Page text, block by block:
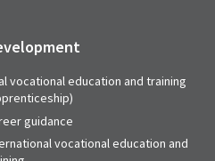
vocational education and training
guidance
vocational education and